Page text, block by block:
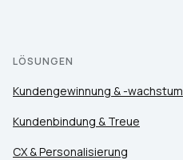
LÖSUNGEN
Kundengewinnung & -wachstum
Kundenbindung & Treue
CX & Personalisierung